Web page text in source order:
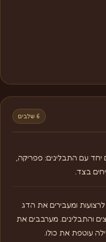
6 שלבים
עם התבלינים: פפריקה,
בצד.
ומעבירים את הדג
והתבלינים. מערבבים את
עוטפת את כולו.